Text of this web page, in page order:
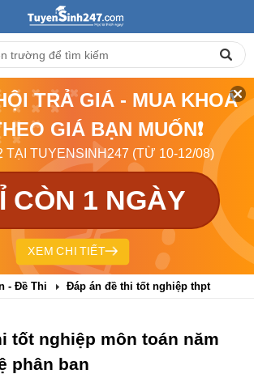
TRẢ GIÁ - MUA KHOÁ
GIÁ BẠN MUỐN❗
TẠI TUYENSINH247 (TỪ 10-12/08)
CÒN 1 NGÀY
XEM CHI TIẾT
- Đề Thi Đáp án đề thi tốt nghiệp thpt
tốt nghiệp môn toán năm
phân ban